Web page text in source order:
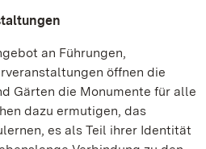
an Führungen,
öffnen die
Gärten die Monumente für alle
dazu ermutigen, das
es als Teil ihrer Identität